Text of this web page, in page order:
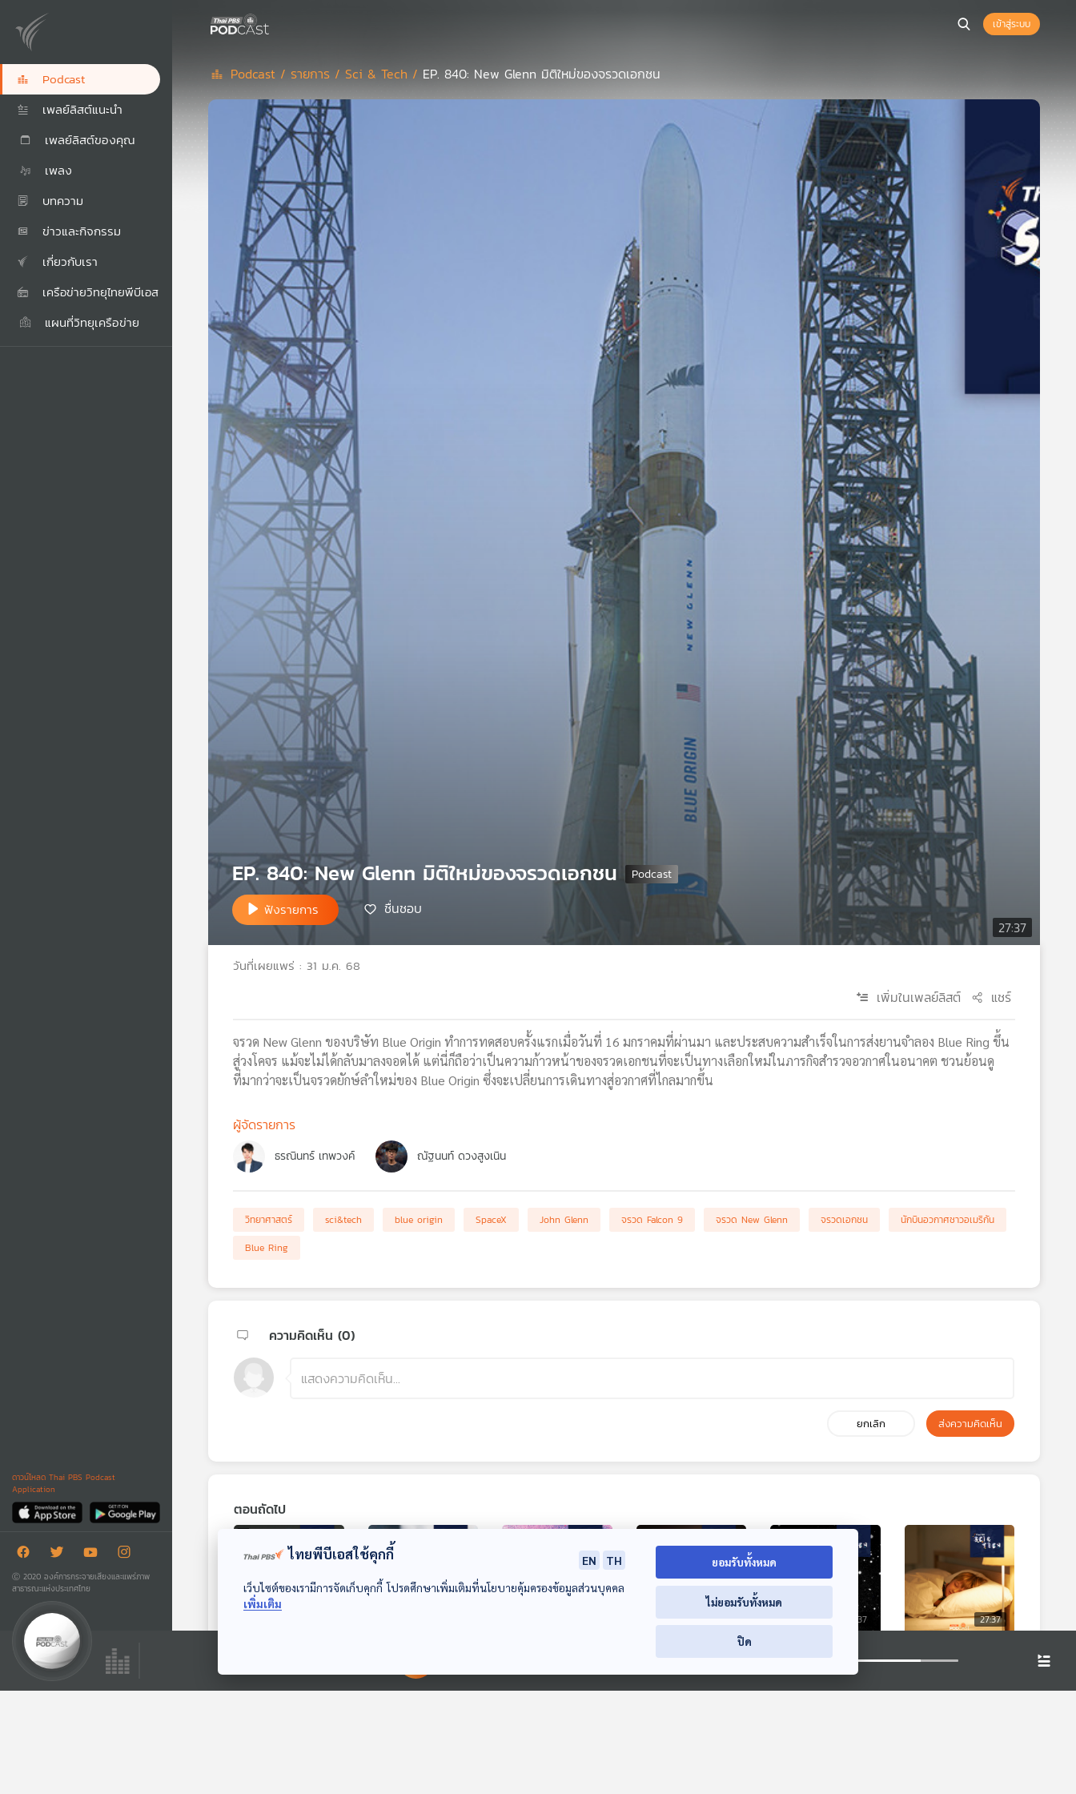
Podcast
เพลย์ลิสต์แนะนำ
เพลย์ลิสต์ของคุณ
เพลง
บทความ
ข่าวและกิจกรรม
เกี่ยวกับเรา
เครือข่ายวิทยุไทยพีบีเอส
แผนที่วิทยุเครือข่าย
ดาวน์โหลด Thai PBS Podcast
Application
Ⓒ 2020 องค์การกระจายเสียงและแพร่ภาพ
สาธารณะแห่งประเทศไทย
เข้าสู่ระบบ
Podcast / รายการ / Sci & Tech / EP. 840: New Glenn มิติใหม่ของจรวดเอกชน
27:37
EP. 840: New Glenn มิติใหม่ของจรวดเอกชน
ฟังรายการ ชื่นชอบ
วันที่เผยแพร่ : 31 ม.ค. 68
เพิ่มในเพลย์ลิสต์ แชร์
จรวด New Glenn ของบริษัท Blue Origin ทำการทดสอบครั้งแรกเมื่อวันที่ 16 มกราคมที่ผ่านมา และประสบความสำเร็จในการส่งยานจำลอง Blue Ring ขึ้น
สู่วงโคจร แม้จะไม่ได้กลับมาลงจอดได้ แต่นี่ก็ถือว่าเป็นความก้าวหน้าของจรวดเอกชนที่จะเป็นทางเลือกใหม่ในภารกิจสำรวจอวกาศในอนาคต ชวนย้อนดู
ที่มากว่าจะเป็นจรวดยักษ์ลำใหม่ของ Blue Origin ซึ่งจะเปลี่ยนการเดินทางสู่อวกาศที่ไกลมากขึ้น
ผู้จัดรายการ
ธรณินทร์ เทพวงค์ ณัฐนนท์ ดวงสูงเนิน
วิทยาศาสตร์ sci&tech blue origin SpaceX John Glenn จรวด Falcon 9 จรวด New Glenn จรวดเอกชน
นักบินอวกาศชาวอเมริกัน
Blue Ring
ความคิดเห็น (0)
ยกเลิก ส่งความคิดเห็น
ตอนถัดไป
การเปลี่ยนผ่าน
ทางการเมืองสหรัฐฯ
Sci & Tech
อนาคต
Sci & Tech
เล็ก ๆ ในก้านสมอง
กับความสำคัญที่ไม่
Sci & Tech
27:37
EP. 844: อัปเดต
โครงการ CLPS ช่วง
2 เดือนแรกของปี
Sci & Tech
27:37
EP. 845: อย่าเพิ่ง
ตกใจกับข่าวดาว
เคราะห์น้อยจะมาพุ่ง
Sci & Tech
27:37
การนอนหลับไม่เพียง
Sci & Tech
00:00:00
ไทยพีบีเอสใช้คุกกี้ EN
TH
เว็บไซต์ของเรามีการจัดเก็บคุกกี้ โปรดศึกษาเพิ่มเติมที่นโยบายคุ้มครองข้อมูลส่วนบุคคล
เพิ่มเติม
ยอมรับทั้งหมด
ไม่ยอมรับทั้งหมด
ปิด